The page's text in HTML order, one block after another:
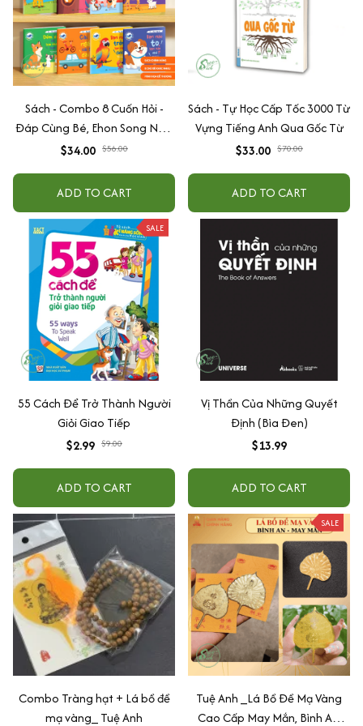
Sách - Combo 8 Cuốn Hỏi -
Đáp Cùng Bé, Ehon Song Ngữ
Việt - Anh - Dành Cho Bé Từ 0
$34.00 $56.00
ADD TO CART
Sách - Tự Học Cấp Tốc 3000 Từ
Vựng Tiếng Anh Qua Gốc Từ
$33.00 $70.00
ADD TO CART
SALE
55 Cách Để Trở Thành Người
Giỏi Giao Tiếp
$2.99 $9.00
ADD TO CART
Vị Thần Của Những Quyết
Định (Bìa Đen)
$13.99
ADD TO CART
Combo Tràng hạt + Lá bồ đề
mạ vàng_ Tuệ Anh
SALE
Tuệ Anh _Lá Bồ Đề Mạ Vàng
Cao Cấp May Mắn, Bình An,